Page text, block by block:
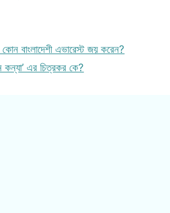
বাংলাদেশী এভারেস্ট জয় করেন?
কন্যা’ এর চিত্রকর কে?